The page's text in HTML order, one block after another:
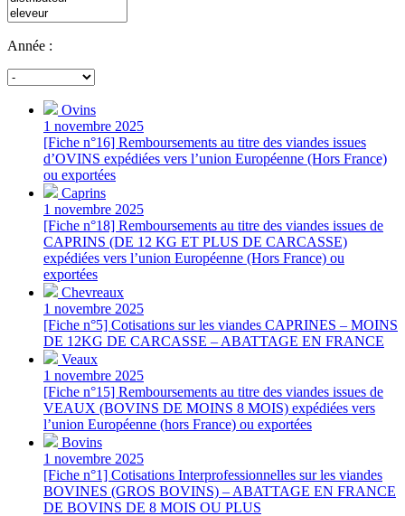
Année :
Ovins
1 novembre 2025
[Fiche n°16] Remboursements au titre des viandes issues
d’OVINS expédiées vers l’union Européenne (Hors France)
ou exportées
Caprins
1 novembre 2025
[Fiche n°18] Remboursements au titre des viandes issues de
CAPRINS (DE 12 KG ET PLUS DE CARCASSE)
expédiées vers l’union Européenne (Hors France) ou
exportées
Chevreaux
1 novembre 2025
[Fiche n°5] Cotisations sur les viandes CAPRINES – MOINS
DE 12KG DE CARCASSE – ABATTAGE EN FRANCE
Veaux
1 novembre 2025
[Fiche n°15] Remboursements au titre des viandes issues de
VEAUX (BOVINS DE MOINS 8 MOIS) expédiées vers
l’union Européenne (hors France) ou exportées
Bovins
1 novembre 2025
[Fiche n°1] Cotisations Interprofessionnelles sur les viandes
BOVINES (GROS BOVINS) – ABATTAGE EN FRANCE
DE BOVINS DE 8 MOIS OU PLUS